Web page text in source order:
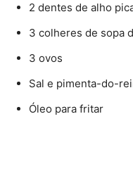
2 dentes de alho
3 colheres de sopa
3 ovos
Sal e pimenta-do-
Óleo para fritar